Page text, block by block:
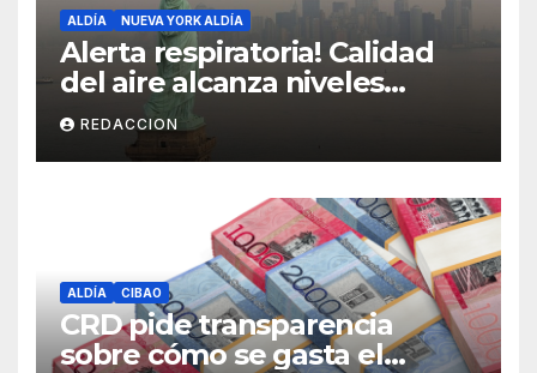
ALDÍA NUEVA YORK ALDÍA
Alerta respiratoria! Calidad
del aire alcanza niveles
peligrosos en NYC
REDACCION
ALDÍA CIBAO
CRD pide transparencia
sobre cómo se gasta el